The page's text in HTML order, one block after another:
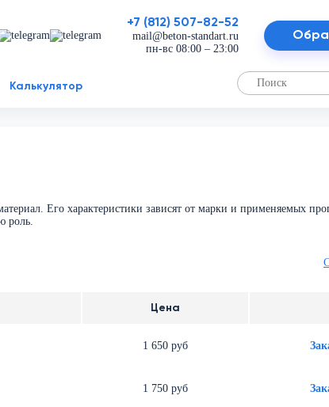
+7 (812) 507-82-52
mail@beton-standart.ru
пн-вс 08:00 – 23:00
Калькулятор
Его характеристики зависят от марки и применяемых
роль.
Цена
1 650 руб
1 750 руб